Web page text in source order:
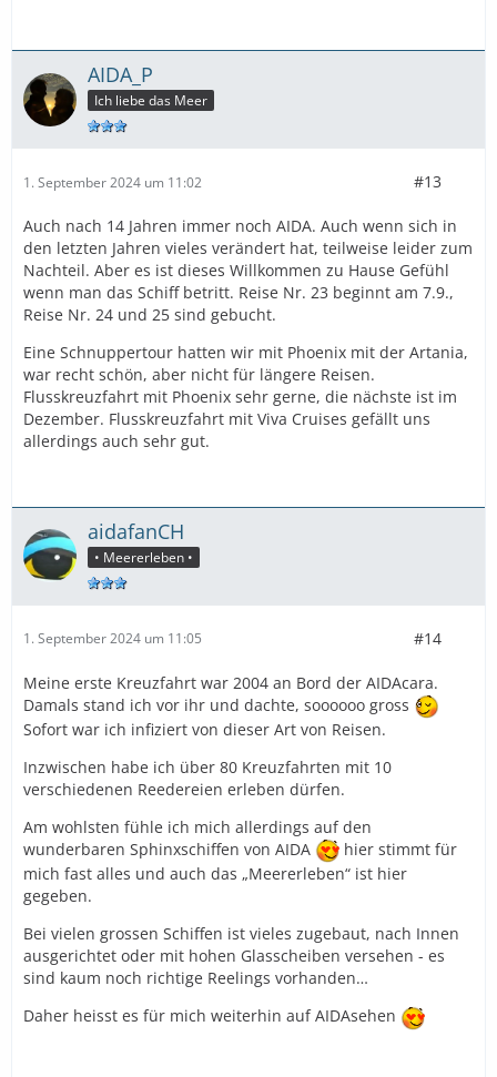
AIDA_P
Ich liebe das Meer
1. September 2024 um 11:02 #13
Auch nach 14 Jahren immer noch AIDA. Auch wenn sich in
den letzten Jahren vieles verändert hat, teilweise leider zum
Nachteil. Aber es ist dieses Willkommen zu Hause Gefühl
wenn man das Schiff betritt. Reise Nr. 23 beginnt am 7.9.,
Reise Nr. 24 und 25 sind gebucht.
Eine Schnuppertour hatten wir mit Phoenix mit der Artania,
war recht schön, aber nicht für längere Reisen.
Flusskreuzfahrt mit Phoenix sehr gerne, die nächste ist im
Dezember. Flusskreuzfahrt mit Viva Cruises gefällt uns
allerdings auch sehr gut.
aidafanCH
• Meererleben •
1. September 2024 um 11:05 #14
Meine erste Kreuzfahrt war 2004 an Bord der AIDAcara.
Damals stand ich vor ihr und dachte, soooooo gross
Sofort war ich infiziert von dieser Art von Reisen.
Inzwischen habe ich über 80 Kreuzfahrten mit 10
verschiedenen Reedereien erleben dürfen.
Am wohlsten fühle ich mich allerdings auf den
wunderbaren Sphinxschiffen von AIDA
hier stimmt für
mich fast alles und auch das „Meererleben“ ist hier
gegeben.
Bei vielen grossen Schiffen ist vieles zugebaut, nach Innen
ausgerichtet oder mit hohen Glasscheiben versehen - es
sind kaum noch richtige Reelings vorhanden…
Daher heisst es für mich weiterhin auf AIDAsehen